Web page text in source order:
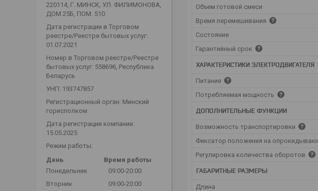
Объем готовой смеси
Время перемешивания
Состояние
Гарантийный срок
ХАРАКТЕРИСТИКИ ЭЛЕКТРОДВИГАТЕЛЯ
Питание
Потребляемая мощность
ДОПОЛНИТЕЛЬНЫЕ ФУНКЦИИ
Возможность транспортировки
Фиксатор положения на
Регулировка количества оборотов
ГАБАРИТНЫЕ РАЗМЕРЫ
Длина
220114, Г. МИНСК, УЛ. ФИЛИМОНОВА,
ДОМ 25Б, ПОМ. 510
Дата регистрации в Торговом
реестре/Реестре бытовых услуг:
01.07.2021
Номер в Торговом реестре/Реестре
бытовых услуг: 558696, Республика
Беларусь
УНП: 193747857
Регистрационный орган: Минский
горисполком
Дата регистрации компании:
15.05.2025
Режим работы:
День
Время работы
Понедельник
09:00-20:00
Вторник
09:00-20:00